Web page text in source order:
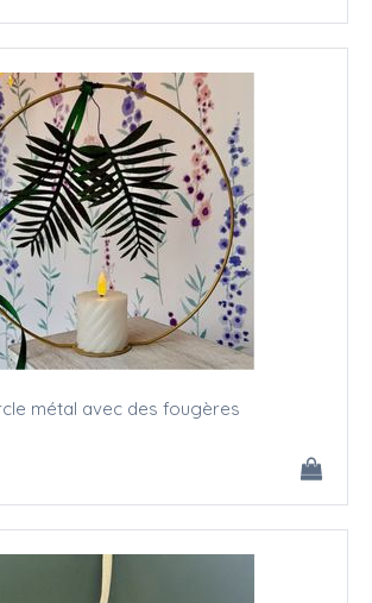
métal avec des fougères